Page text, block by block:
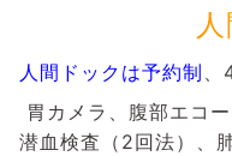
人間ドックは予約制 、
胃カメラ、腹部エコ
潜血検査（2回法）、